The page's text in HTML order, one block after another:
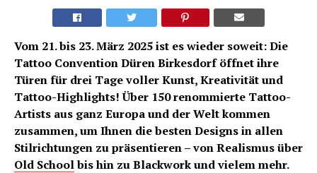
Vom 21. bis 23. März 2025 ist es wieder soweit: Die
Tattoo Convention Düren Birkesdorf öffnet ihre
Türen für drei Tage voller Kunst, Kreativität und
Tattoo-Highlights! Über 150 renommierte Tattoo-
Artists aus ganz Europa und der Welt kommen
zusammen, um Ihnen die besten Designs in allen
Stilrichtungen zu präsentieren – von Realismus über
Old Schoolbis hin zu Blackwork und vielem mehr.